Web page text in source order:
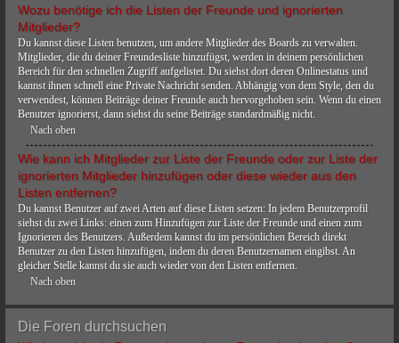
Wozu benötige ich die Listen der Freunde und ignorierten
Mitglieder?
Du kannst diese Listen benutzen, um andere Mitglieder des Boards zu verwalten.
Mitglieder, die du deiner Freundesliste hinzufügst, werden in deinem persönlichen
Bereich für den schnellen Zugriff aufgelistet. Du siehst dort deren Onlinestatus und
kannst ihnen schnell eine Private Nachricht senden. Abhängig von dem Style, den du
verwendest, können Beiträge deiner Freunde auch hervorgehoben sein. Wenn du einen
Benutzer ignorierst, dann siehst du seine Beiträge standardmäßig nicht.
Nach oben
Wie kann ich Mitglieder zur Liste der Freunde oder zur Liste der
ignorierten Mitglieder hinzufügen oder diese wieder aus den
Listen entfernen?
Du kannst Benutzer auf zwei Arten auf diese Listen setzen: In jedem Benutzerprofil
siehst du zwei Links: einen zum Hinzufügen zur Liste der Freunde und einen zum
Ignorieren des Benutzers. Außerdem kannst du im persönlichen Bereich direkt
Benutzer zu den Listen hinzufügen, indem du deren Benutzernamen eingibst. An
gleicher Stelle kannst du sie auch wieder von den Listen entfernen.
Nach oben
Die Foren durchsuchen